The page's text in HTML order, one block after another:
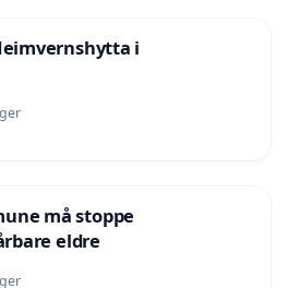
i
må stoppe
eldre